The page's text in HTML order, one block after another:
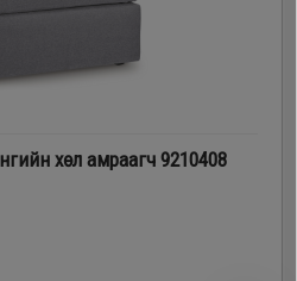
хөл амраагч 9210408